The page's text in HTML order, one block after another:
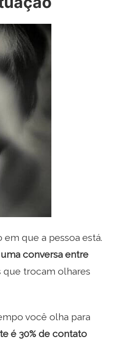
que a pessoa está.
conversa entre
trocam olhares
você olha para
é 30% de contato